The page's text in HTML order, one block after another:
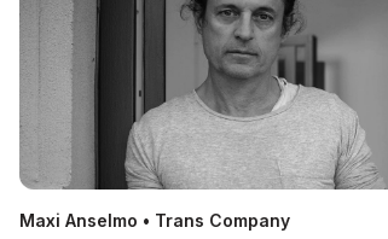
Maxi Anselmo • Trans Company